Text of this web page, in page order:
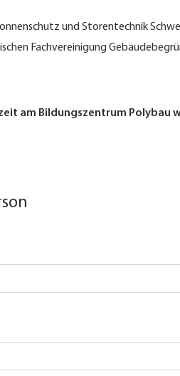
und Storentechnik
Fachvereinigung
am Bildungszentrum Polybau